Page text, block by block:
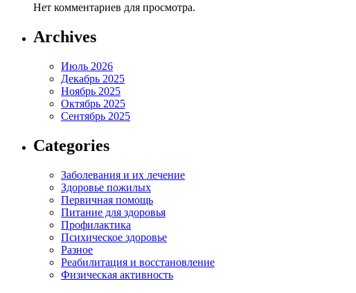
Нет комментариев для просмотра.
Archives
Июль 2026
Декабрь 2025
Ноябрь 2025
Октябрь 2025
Сентябрь 2025
Categories
Заболевания и их лечение
Здоровье пожилых
Первичная помощь
Питание для здоровья
Профилактика
Психическое здоровье
Разное
Реабилитация и восстановление
Физическая активность